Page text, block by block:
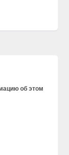
об этом